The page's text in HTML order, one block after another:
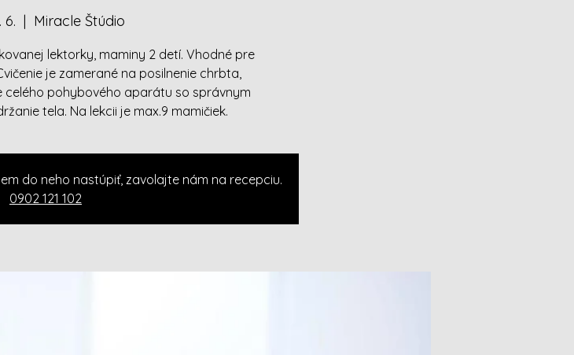
6.
  |
Miracle Štúdio
lektorky, maminy 2 detí. Vhodné pre
je zamerané na posilnenie chrbta,
celého pohybového aparátu so správnym
tela. Na lekcii je max.9 mamičiek.
do neho nastúpiť, zavolajte nám na recepciu.
0902 121 102